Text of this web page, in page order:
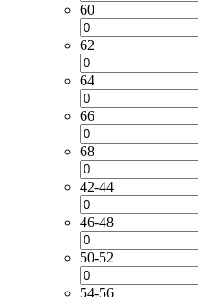
60
62
64
66
68
42-44
46-48
50-52
54-56